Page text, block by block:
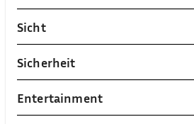
Sicht
Sicherheit
Entertainment